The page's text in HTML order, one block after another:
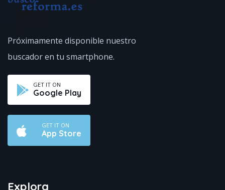
Próximamente disponible nuestro
buscador en tu smartphone.
GET IT ON
Google Play
GET IT ON
App Store
Explora